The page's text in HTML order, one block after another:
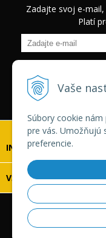
Vaše
Súbory cookie
pre vás. Umožňujú
preferencie.
Zadajte svoj e-
Platí
zľavách na vybrané
zákazníkov.
INFOLINKA
VŠETKO O NÁKUPE
© 2026
webhosting